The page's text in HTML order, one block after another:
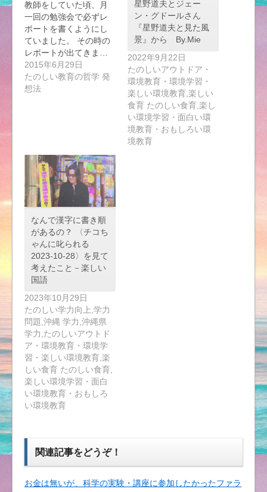
教師をしていた頃、月
一回の勉強会で必ずレ
ポートを書くようにし
ていました。 その時の
レポートが出てきま…
2015年6月29日
たのしい教育の哲学 発
想法
星野道夫とジェー
ン・グドールさん
『星野道夫と見た風
景』から By.Mie
2022年9月22日
たのしいアウトドア・
環境教育・環境学習・
楽しい環境教育,楽しい
食育 たのしい食育,楽し
い環境学習・面白い環
境教育・おもしろい環
境教育
なんで漢字に書き順
があるの？ 〈チコち
ゃんに叱られる
2023-10-28〉を見て
考えたこと－楽しい
国語
2023年10月29日
たのしい学力向上,学力
問題,沖縄 学力,沖縄県
学力,たのしいアウトド
ア・環境教育・環境学
習・楽しい環境教育,楽
しい食育 たのしい食育,
楽しい環境学習・面白
い環境教育・おもしろ
い環境教育
関連記事をどうぞ！
お金は無いが、科学の実験・講座に参加したかったファラ